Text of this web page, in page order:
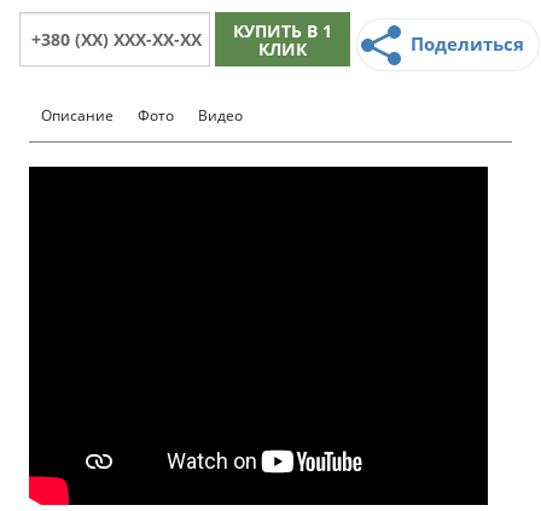
КУПИТЬ В 1
КЛИК Поделиться
Описание Фото Видео